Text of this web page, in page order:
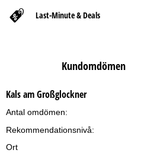
Last-Minute & Deals
Kundomdömen
Kals am Großglockner
Antal omdömen:
Rekommendationsnivå:
Ort